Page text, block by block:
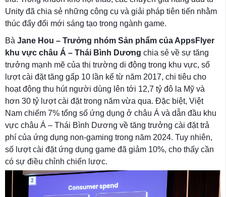
Unity đã chia sẻ những công cụ và giải pháp tiên tiến nhằm
thúc đẩy đổi mới sáng tạo trong ngành game.
Bà Jane Hou – Trưởng nhóm Sản phẩm của AppsFlyer
khu vực châu Á – Thái Bình Dương chia sẻ về sự tăng
trưởng mạnh mẽ của thị trường di động trong khu vực, số
lượt cài đặt tăng gấp 10 lần kể từ năm 2017, chi tiêu cho
hoạt động thu hút người dùng lên tới 12,7 tỷ đô la Mỹ và
hơn 30 tỷ lượt cài đặt trong năm vừa qua. Đặc biệt, Việt
Nam chiếm 7% tổng số ứng dụng ở châu Á và dẫn đầu khu
vực châu Á – Thái Bình Dương về tăng trưởng cài đặt trả
phí của ứng dụng non-gaming trong năm 2024. Tuy nhiên,
số lượt cài đặt ứng dụng game đã giảm 10%, cho thấy cần
có sự điều chỉnh chiến lược.